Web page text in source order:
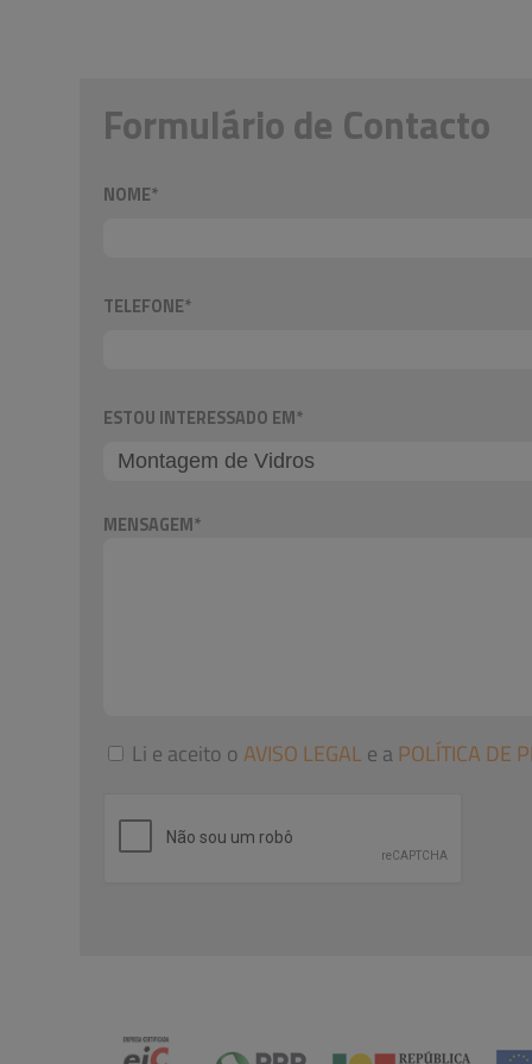
Formulário de Contacto
NOME*
TELEFONE*
ESTOU INTERESSADO EM*
MENSAGEM*
Li e aceito oAVISO LEGALe aPOLÍTICA DE